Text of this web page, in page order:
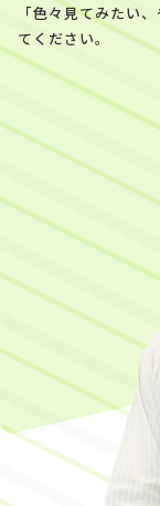
「色々見てみたい
てください。